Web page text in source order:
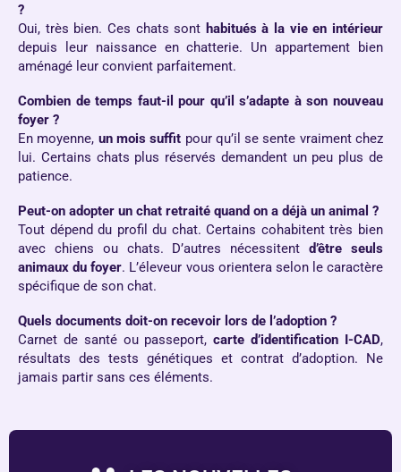
?
Oui, très bien. Ces chats sont habitués à la vie en intérieur
depuis leur naissance en chatterie. Un appartement bien
aménagé leur convient parfaitement.
Combien de temps faut-il pour qu’il s’adapte à son nouveau
foyer ?
En moyenne, un mois suffit pour qu’il se sente vraiment chez
lui. Certains chats plus réservés demandent un peu plus de
patience.
Peut-on adopter un chat retraité quand on a déjà un animal ?
Tout dépend du profil du chat. Certains cohabitent très bien
avec chiens ou chats. D’autres nécessitentd’être seuls
animaux du foyer. L’éleveur vous orientera selon le caractère
spécifique de son chat.
Quels documents doit-on recevoir lors de l’adoption ?
Carnet de santé ou passeport,carte d’identification I-CAD,
résultats des tests génétiques et contrat d’adoption. Ne
jamais partir sans ces éléments.